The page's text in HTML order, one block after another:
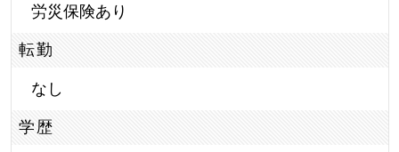
労災保険あり
転勤
なし
学歴